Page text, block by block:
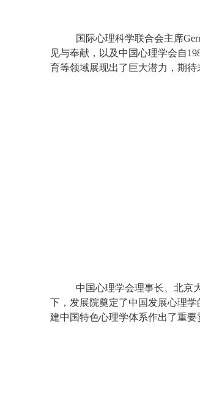
国际心理科学联合会主席
见与奉献，以及中国心理学会自
育等领域展现出了巨大潜力，期待
中国心理学会理事长、北京
下，发展院奠定了中国发展心理
建中国特色心理学体系作出了重要